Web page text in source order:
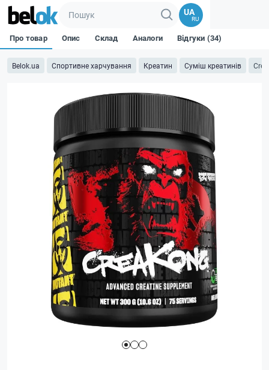
UA
RU
Belok.ua Спортивне харчування Креатин Суміш креатинів
Про товар Опис Склад Аналоги Відгуки (34)